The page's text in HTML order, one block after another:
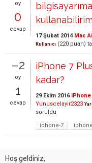
oy
0
cevap
17 Şubat 2014 Mac
Kullanıcı (220 puan)
–2
oy
1
cevap
iPhone 7
kadar?
29 Ekim 2016 iPhone
Yunuscelayir2323
soruldu
iphone-7
Hoş geldiniz,